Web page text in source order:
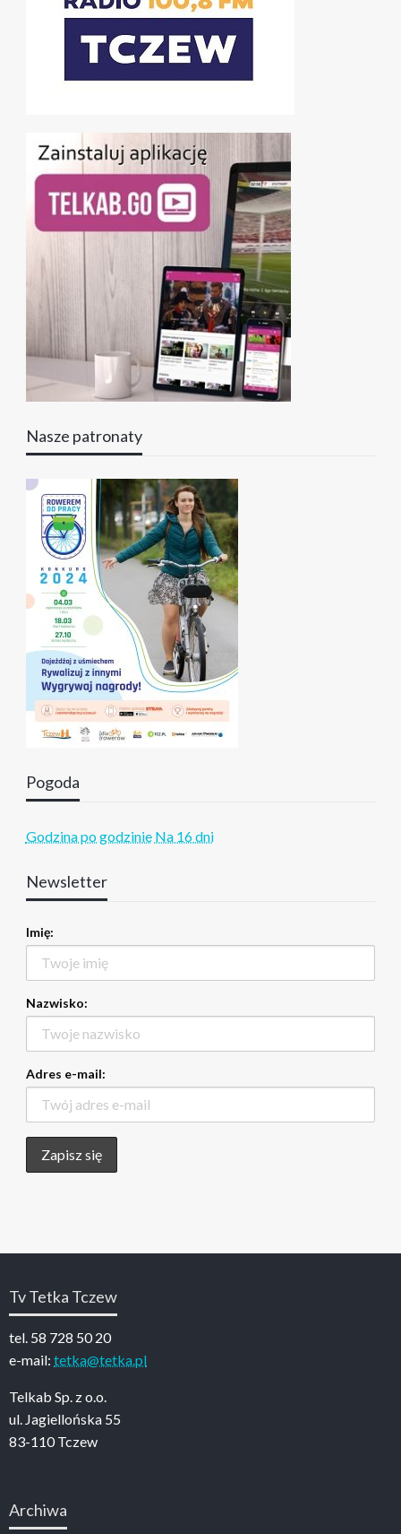
Nasze patronaty
Pogoda
Godzina po godzinie Na 16 dni
Newsletter
Imię:
Nazwisko:
Adres e-mail:
Tv Tetka Tczew
tel. 58 728 50 20
e-mail: tetka@tetka.pl
Telkab Sp. z o.o.
ul. Jagiellońska 55
83-110 Tczew
Archiwa